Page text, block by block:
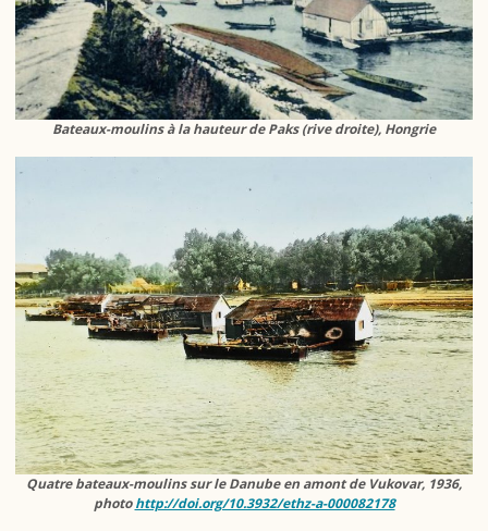
Bateaux-moulins à la hauteur de Paks (rive droite), Hongrie
Quatre bateaux-moulins sur le Danube en amont de Vukovar, 1936,
photohttp://doi.org/10.3932/ethz-a-000082178